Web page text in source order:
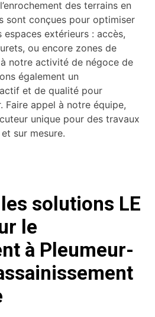
des terrains en
sont conçues pour optimiser
espaces extérieurs : accès,
ou encore zones de
notre activité de négoce de
également un
et de qualité pour
Faire appel à notre équipe,
unique pour des travaux
sur mesure.
solutions LE
le
à Pleumeur-